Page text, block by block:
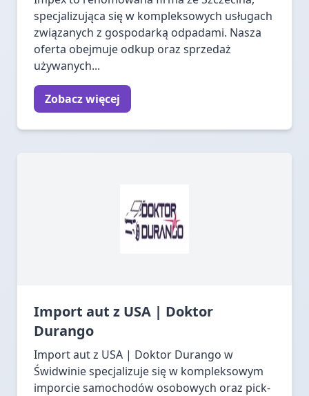
specjalizująca się w kompleksowych usługach
związanych z gospodarką odpadami. Nasza
oferta obejmuje odkup oraz sprzedaż
używanych...
Zobacz więcej
Import aut z USA | Doktor
Durango
Import aut z USA | Doktor Durango w
Świdwinie specjalizuje się w kompleksowym
imporcie samochodów osobowych oraz pick-